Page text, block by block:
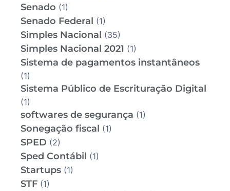
Senado (1)
Senado Federal (1)
Simples Nacional (35)
Simples Nacional 2021 (1)
Sistema de pagamentos instantâneos
(1)
Sistema Público de Escrituração Digital
(1)
softwares de segurança (1)
Sonegação fiscal (1)
SPED (2)
Sped Contábil (1)
Startups (1)
STF (1)